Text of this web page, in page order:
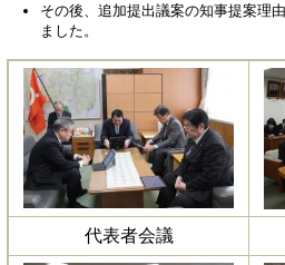
その後、追加提出議案の知事提案理
ました。
代表者会議